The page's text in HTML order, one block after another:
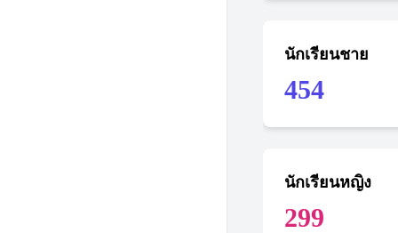
นักเรียนชาย
454
นักเรียนหญิง
299